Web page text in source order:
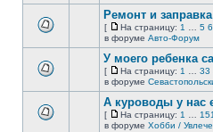
непрочитанных
сообщений.
непрочитанных
сообщений.
этой
непрочитанных
Ремонт и
[
На
страницу
На страницу: 1 5 6
в форуме Авто-Форум
этой
У моего ребенка
[
На
страницу
На страницу: 1 33
в форуме
А куроводы у нас
[
На
На страницу: 1 151
в форуме Хобби /